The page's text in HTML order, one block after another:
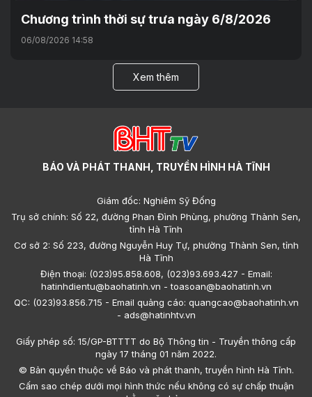
Chương trình thời sự trưa ngày 6/8/2026
06/08/2026 14:58
Xem thêm
BÁO VÀ PHÁT THANH, TRUYỀN HÌNH HÀ TĨNH
Giám đốc: Nghiêm Sỹ Đống
Trụ sở chính: Số 22, đường Phan Đình Phùng, phường Thành Sen,
tỉnh Hà Tĩnh
Cơ sở 2: Số 223, đường Nguyễn Huy Tự, phường Thành Sen, tỉnh
Hà Tĩnh
Điện thoại: (023)95.858.608, (023)93.693.427 - Email:
hatinhdientu@baohatinh.vn - toasoan@baohatinh.vn
QC: (023)93.856.715 - Email quảng cáo: quangcao@baohatinh.vn
- ads@hatinhtv.vn
Giấy phép số: 15/GP-BTTTT do Bộ Thông tin - Truyền thông cấp
ngày 17 tháng 01 năm 2022.
© Bản quyền thuộc về Báo và phát thanh, truyền hình Hà Tĩnh.
Cấm sao chép dưới mọi hình thức nếu không có sự chấp thuận